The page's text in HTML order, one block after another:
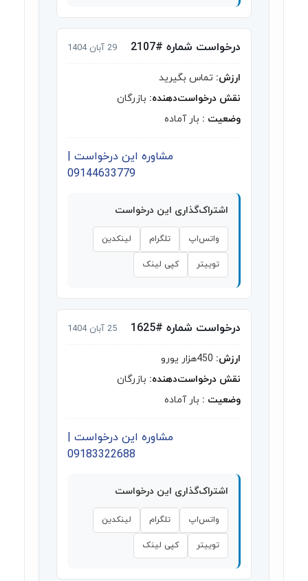
درخواست شماره #2107 29 آبان 1404
ارزش: تماس بگیرید
نقش درخواست‌دهنده: بازرگان
وضعیت : بار آماده
مشاوره این درخواست |
09144633779
اشتراک‌گذاری این درخواست
واتس‌اپ تلگرام لینکدین
توییتر کپی لینک
درخواست شماره #1625 25 آبان 1404
ارزش:
نقش درخواست‌دهنده: بازرگان
وضعیت : بار آماده
مشاوره این درخواست |
09183322688
اشتراک‌گذاری این درخواست
واتس‌اپ تلگرام لینکدین
توییتر کپی لینک